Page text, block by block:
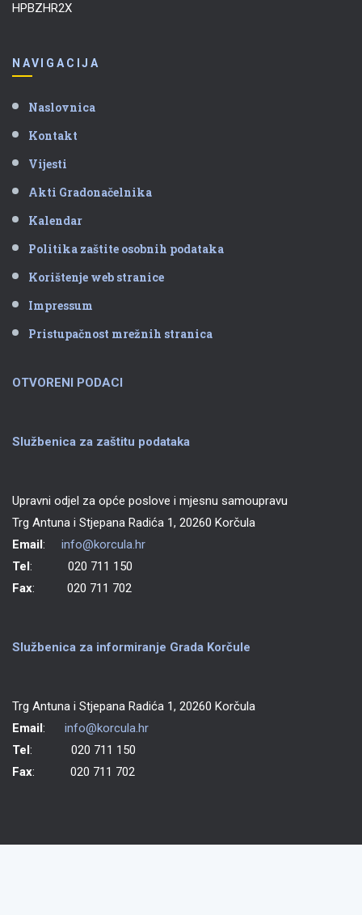
HPBZHR2X
NAVIGACIJA
Naslovnica
Kontakt
Vijesti
Akti Gradonačelnika
Kalendar
Politika zaštite osobnih podataka
Korištenje web stranice
Impressum
Pristupačnost mrežnih stranica
OTVORENI PODACI
Službenica za zaštitu podataka
Upravni odjel za opće poslove i mjesnu samoupravu
Trg Antuna i Stjepana Radića 1, 20260 Korčula
Email: info@korcula.hr
Tel: 020 711 150
Fax: 020 711 702
Službenica za informiranje Grada Korčule
Trg Antuna i Stjepana Radića 1, 20260 Korčula
Email: info@korcula.hr
Tel: 020 711 150
Fax: 020 711 702